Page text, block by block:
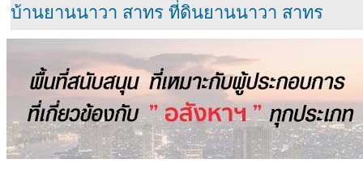
บ้านยานนาวา สาทร ที่ดินยานนาวา สาทร